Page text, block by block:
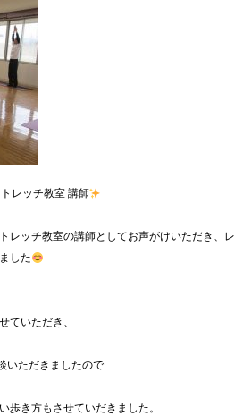
レッチ教室 講師
レッチ教室の講師としてお声がけいただき、レ
した
ていただき、
いただきましたので
歩き方もさせていだきました。